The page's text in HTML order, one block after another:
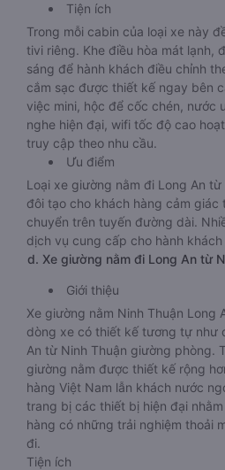
Tiện ích
Trong mỗi cabin của loại xe này
tivi riêng. Khe điều hòa mát lạnh,
sáng để hành khách điều chỉnh
cắm sạc được thiết kế ngay bên
việc mini, hộc để cốc chén, nước
nghe hiện đại, wifi tốc độ cao
truy cập theo nhu cầu.
Ưu điểm
Loại xe giường nằm đi Long An
đôi tạo cho khách hàng cảm giác
chuyển trên tuyến đường dài.
dịch vụ cung cấp cho hành
d. Xe giường nằm đi Long An từ
Giới thiệu
Xe giường nằm Ninh Thuận Long
dòng xe có thiết kế tương tự như
An từ Ninh Thuận giường phòng.
giường nằm được thiết kế rộng
hàng Việt Nam lẫn khách nước
trang bị các thiết bị hiện đại
hàng có những trải nghiệm thoải
đi.
Tiện ích